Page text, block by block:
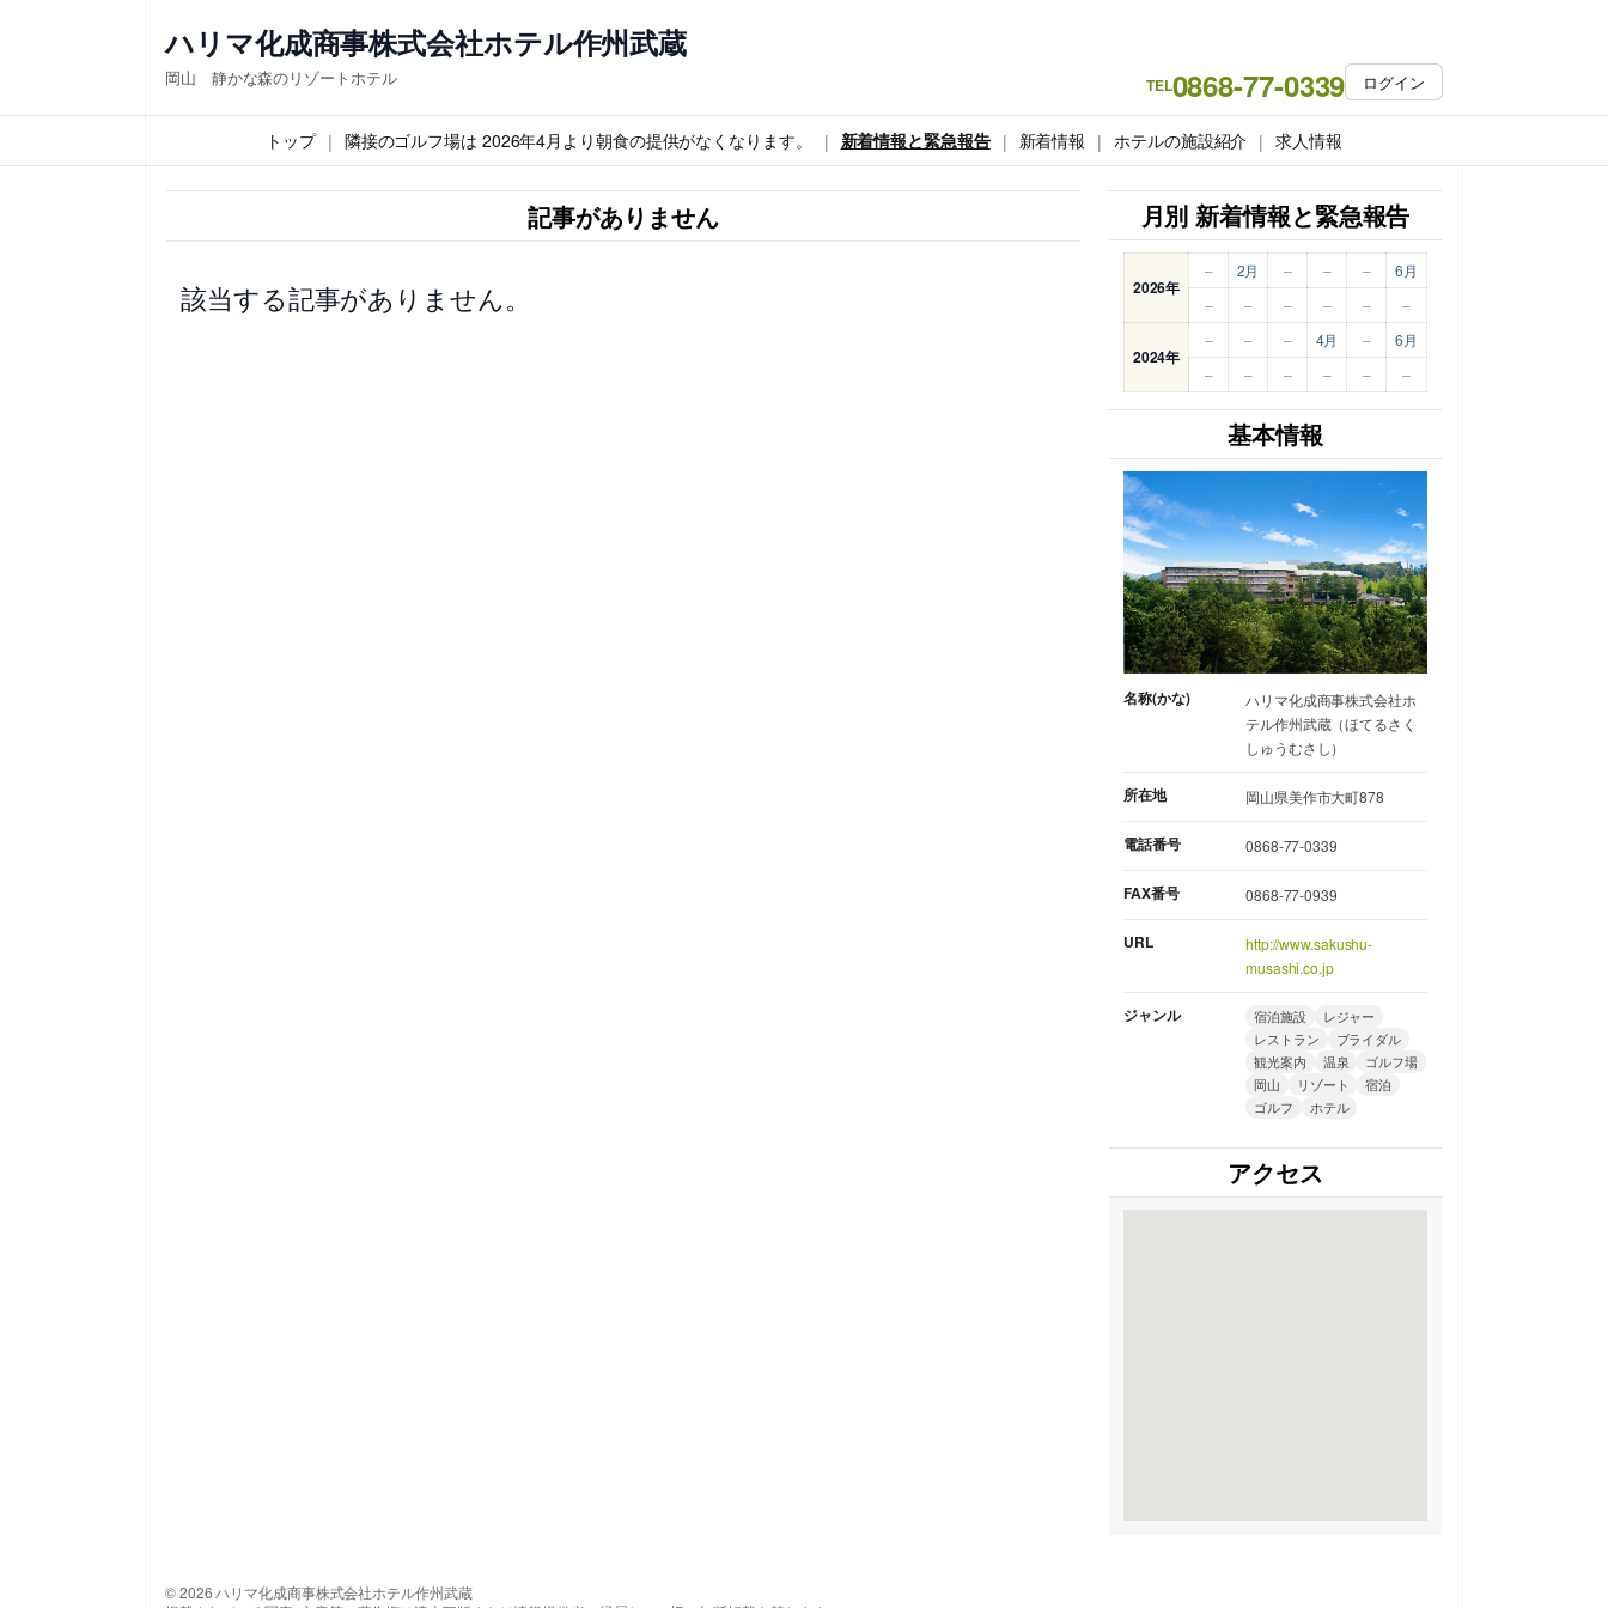
ス
キ
ハリマ化成商事株式会社ホテル作州武蔵
岡山 静かな森のリゾートホテル TEL0868-77-0339 ログイン
トップ 隣接のゴルフ場は 2026年4月より朝食の提供がなくなります。 新着情報と緊急報告 新着情報 ホテルの施設紹介 求人情報
記事がありません
該当する記事がありません。
月別 新着情報と緊急報告
2026年
– 2月 – – –
6月
–
– – – – –
2024年
– – – 4月 –
6月
–
– – – – –
基本情報
名称(かな)
ハリマ化成商事株式会社ホ
テル作州武蔵（ほてるさく
しゅうむさし）
所在地 岡山県美作市大町878
電話番号 0868-77-0339
FAX番号 0868-77-0939
URL
http://www.sakushu-
musashi.co.jp
ジャンル 宿泊施設
レジャー
レストラン
ブライダル
観光案内
温泉
ゴルフ場
岡山
リゾート
宿泊
ゴルフ
ホテル
アクセス
© 2026 ハリマ化成商事株式会社ホテル作州武蔵